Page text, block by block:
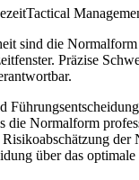
Tactical
sind die
Präzise
Normalform
über das